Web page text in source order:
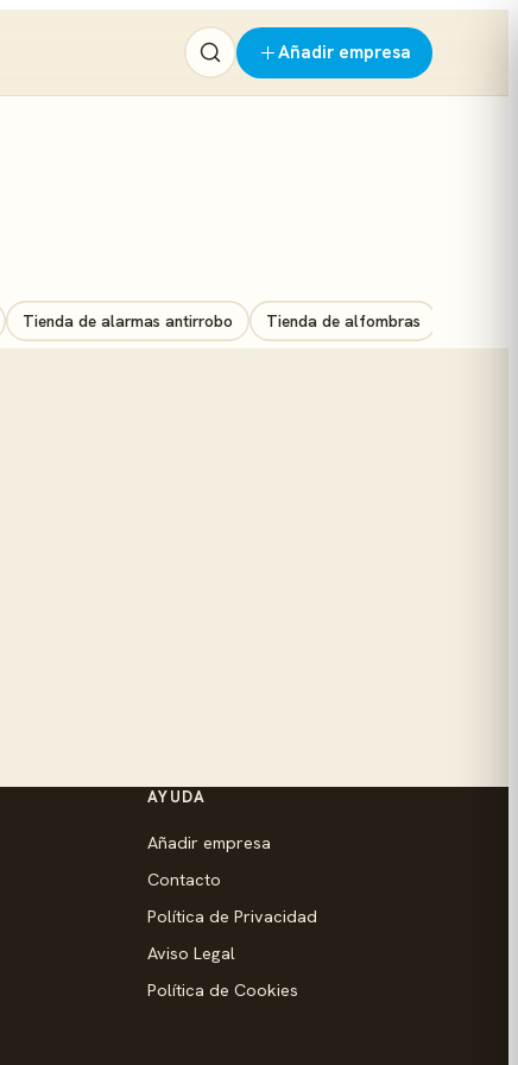
Añadir empresa
Tienda de alarmas antirrobo Tienda de alfombras
AYUDA
Añadir empresa
Contacto
Política de Privacidad
Aviso Legal
Política de Cookies